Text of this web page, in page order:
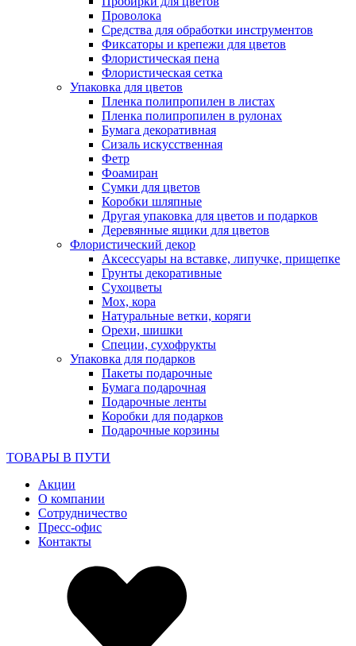
Проволока
Средства для обработки инструментов
Фиксаторы и крепежи для цветов
Флористическая пена
Флористическая сетка
Упаковка для цветов
Пленка полипропилен в листах
Пленка полипропилен в рулонах
Бумага декоративная
Сизаль искусственная
Фетр
Фоамиран
Сумки для цветов
Коробки шляпные
Другая упаковка для цветов и подарков
Деревянные ящики для цветов
Флористический декор
Аксессуары на вставке, липучке, прищепке
Грунты декоративные
Сухоцветы
Мох, кора
Натуральные ветки, коряги
Орехи, шишки
Специи, сухофрукты
Упаковка для подарков
Пакеты подарочные
Бумага подарочная
Подарочные ленты
Коробки для подарков
Подарочные корзины
ТОВАРЫ В ПУТИ
Акции
О компании
Сотрудничество
Пресс-офис
Контакты